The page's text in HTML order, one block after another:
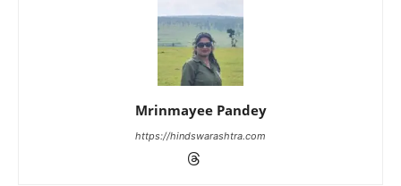
Mrinmayee Pandey
https://hindswarashtra.com